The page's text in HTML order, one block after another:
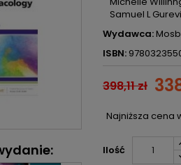
Samuel L
Wydawca:
ISBN:
398,11 zł
Najniższa cena
Ilość